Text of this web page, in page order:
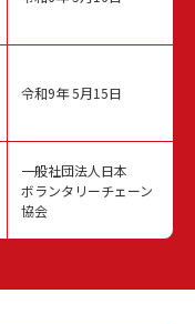
令和9年 5月15日
一般社団法人日本
ボランタリーチェーン
協会